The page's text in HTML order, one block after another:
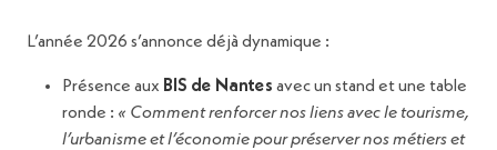
L’année 2026 s’annonce déjà dynamique :
Présence aux BIS de Nantes avec un stand et une table
ronde : « Comment renforcer nos liens avec le tourisme,
l’urbanisme et l’économie pour préserver nos métiers et